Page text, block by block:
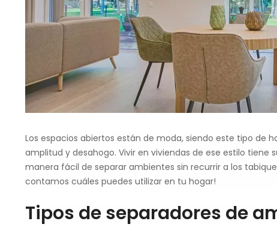
Los espacios abiertos están de moda, siendo este tipo de
amplitud y desahogo. Vivir en viviendas de ese estilo tiene
manera fácil de separar ambientes sin recurrir a los
contamos cuáles puedes utilizar en tu hogar!
Tipos de separadores de